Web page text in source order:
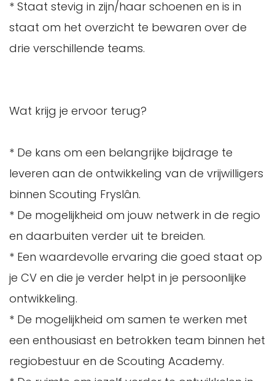
* Staat stevig in zijn/haar schoenen en is in
staat om het overzicht te bewaren over de
drie verschillende teams.
Wat krijg je ervoor terug?
* De kans om een belangrijke bijdrage te
leveren aan de ontwikkeling van de vrijwilligers
binnen Scouting Fryslân.
* De mogelijkheid om jouw netwerk in de regio
en daarbuiten verder uit te breiden.
* Een waardevolle ervaring die goed staat op
je CV en die je verder helpt in je persoonlijke
ontwikkeling.
* De mogelijkheid om samen te werken met
een enthousiast en betrokken team binnen het
regiobestuur en de Scouting Academy.